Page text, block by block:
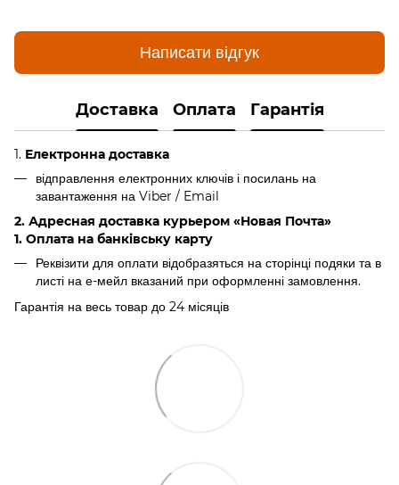
Написати відгук
Доставка Оплата Гарантія
1. Електронна доставка
відправлення електронних ключів і посилань на
завантаження на Viber / Email
2. Адресная доставка курьером «Новая Почта»
1. Оплата на банківську карту
Реквізити для оплати відобразяться на сторінці подяки та в
листі на е-мейл вказаний при оформленні замовлення.
Гарантія на весь товар до 24 місяців